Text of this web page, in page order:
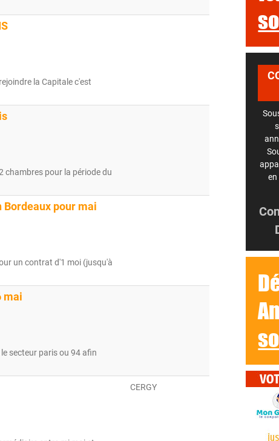
la Capitale c'est
chambres pour la période du
Bordeaux pour mai
un contrat d'1 moi (jusqu'à
mai
secteur paris ou 94 afin
CERGY
en